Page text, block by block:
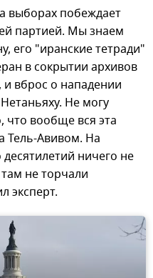
выборах побеждает
партией. Мы знаем
его "иранские тетради"
в сокрытии архивов
вброс о нападении
Не могу
что вообще вся эта
Тель-Авивом. На
ничего не
не торчали
эксперт.